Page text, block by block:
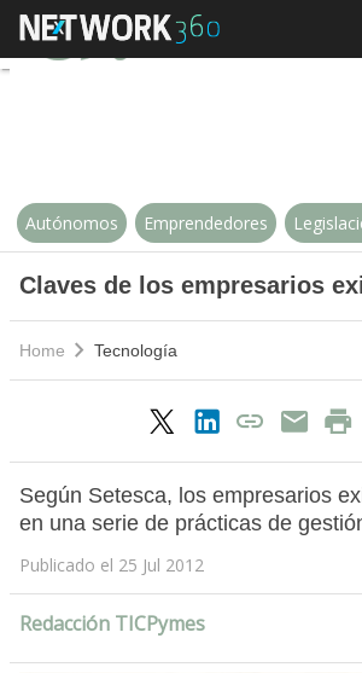
Claves de los
Autónomos Emprendedores
Claves de los empresarios
Home Tecnología
Según Setesca, los empresarios
en una serie de prácticas de
Publicado el 25 Jul 2012
Redacción TICPymes